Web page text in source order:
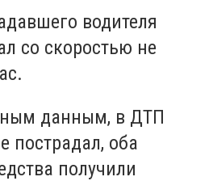
водителя
со скоростью не
данным, в ДТП
пострадал, оба
получили